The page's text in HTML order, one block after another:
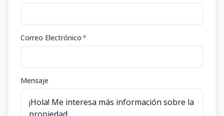
Correo Electrónico*
Mensaje